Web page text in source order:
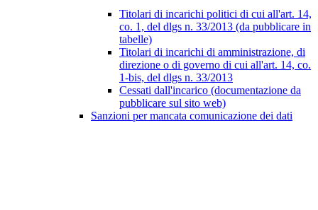
Titolari di incarichi politici di cui all'art. 14,
co. 1, del dlgs n. 33/2013 (da pubblicare in
tabelle)
Titolari di incarichi di amministrazione, di
direzione o di governo di cui all'art. 14, co.
1-bis, del dlgs n. 33/2013
Cessati dall'incarico (documentazione da
pubblicare sul sito web)
Sanzioni per mancata comunicazione dei dati